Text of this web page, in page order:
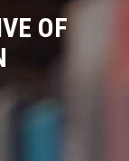
OF